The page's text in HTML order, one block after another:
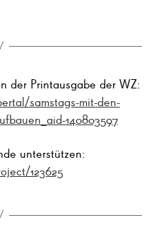
der Printausgabe der WZ:
samstags-mit-den-
140803597
unterstützen:
123625